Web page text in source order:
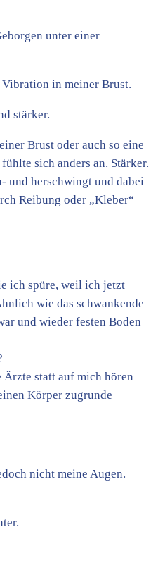
unter einer
in meiner Brust.
stärker.
Brust oder auch so eine
sich anders an. Stärker.
und herschwingt und dabei
Reibung oder „Kleber“
ich spüre, weil ich jetzt
wie das schwankende
und wieder festen Boden
statt auf mich hören
Körper zugrunde
nicht meine Augen.